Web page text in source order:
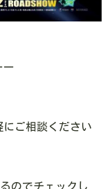
ー
ご相談ください
のでチェックし